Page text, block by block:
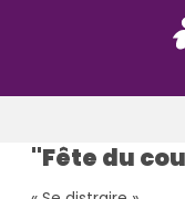
"Fête du